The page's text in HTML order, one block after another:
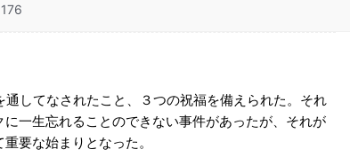
してなされたこと、３つの祝福を備えられた。それ
一生忘れることのできない事件があったが、それが
要な始まりとなった。